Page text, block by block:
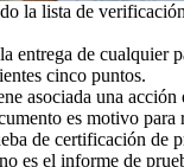
la lista de
entrega de cualquier
cinco puntos.
asociada una acción
es motivo para
de certificación de
es el informe de